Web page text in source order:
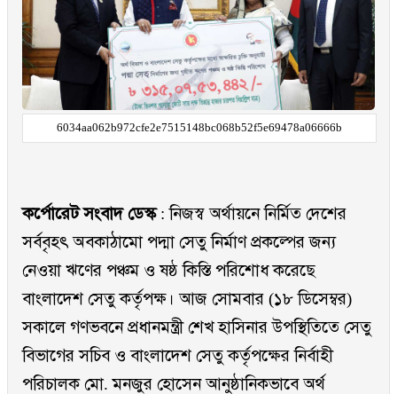
6034aa062b972cfe2e7515148bc068b52f5e69478a06666b
কর্পোরেট সংবাদ ডেস্ক: নিজস্ব অর্থায়নে নির্মিত দেশের
সর্ববৃহৎ অবকাঠামো পদ্মা সেতু নির্মাণ প্রকল্পের জন্য
নেওয়া ঋণের পঞ্চম ও ষষ্ঠ কিস্তি পরিশোধ করেছে
বাংলাদেশ সেতু কর্তৃপক্ষ। আজ সোমবার (১৮ ডিসেম্বর)
সকালে গণভবনে প্রধানমন্ত্রী শেখ হাসিনার উপস্থিতিতে সেতু
বিভাগের সচিব ও বাংলাদেশ সেতু কর্তৃপক্ষের নির্বাহী
পরিচালক মো. মনজুর হোসেন আনুষ্ঠানিকভাবে অর্থ